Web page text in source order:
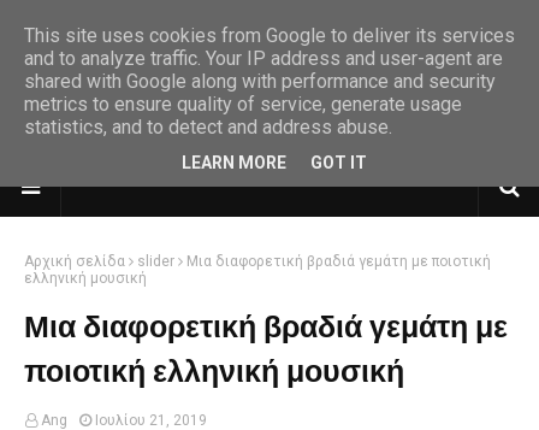
Αρχική σελίδα slider
Μια διαφορετική βραδιά γεμάτη με ποιοτική
ελληνική μουσική
Μια διαφορετική βραδιά γεμάτη με
ποιοτική ελληνική μουσική
Ang Ιουλίου 21, 2019
This site uses cookies from Google to deliver its services
and to analyze traffic. Your IP address and user-agent are
shared with Google along with performance and security
metrics to ensure quality of service, generate usage
statistics, and to detect and address abuse.
LEARN MORE GOT IT